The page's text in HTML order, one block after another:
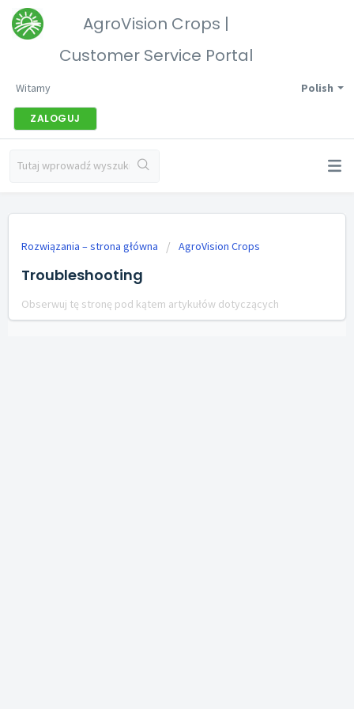
AgroVision Crops |
Customer Service Portal
Polish
Witamy
ZALOGUJ
Rozwiązania – strona główna AgroVision Crops
Troubleshooting
Obserwuj tę stronę pod kątem artykułów dotyczących